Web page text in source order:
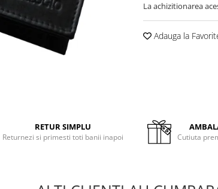
La achizitionarea
Adauga la
RETUR SIMPLU
Returnezi si primesti toti banii inapoi Cutiuta